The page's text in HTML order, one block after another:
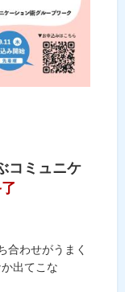
コミュニケ
合わせがうまく
出てこな